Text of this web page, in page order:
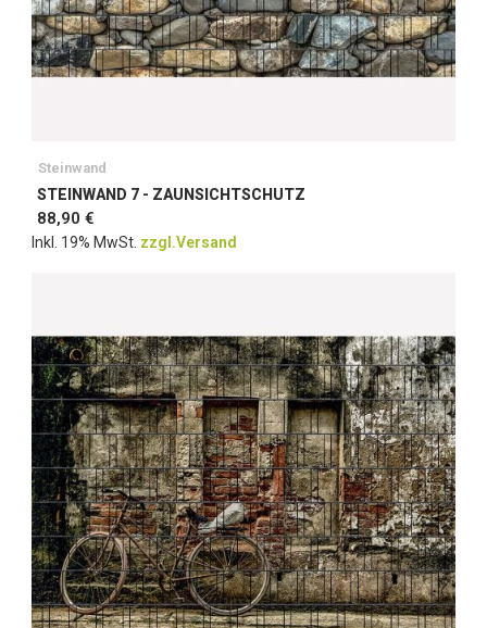
Steinwand
STEINWAND 7 - ZAUNSICHTSCHUTZ
88,90 €
Inkl. 19% MwSt. zzgl.Versand